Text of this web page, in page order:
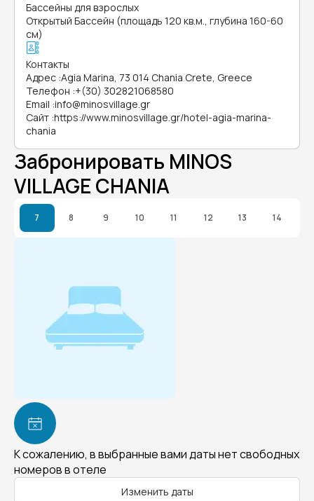
Бассейны для взрослых
Открытый Бассейн (площадь 120 кв.м., глубина 160-60
см)
Контакты
Адрес :Agia Marina, 73 014 Chania Crete, Greece
Телефон :+(30) 302821068580
Email :info@minosvillage.gr
Сайт :https://www.minosvillage.gr/hotel-agia-marina-
chania
Забронировать MINOS
VILLAGE CHANIA
7 8 9 10 11 12 13 14
К сожалению, в выбранные вами даты нет свободных
номеров в отеле
Изменить даты